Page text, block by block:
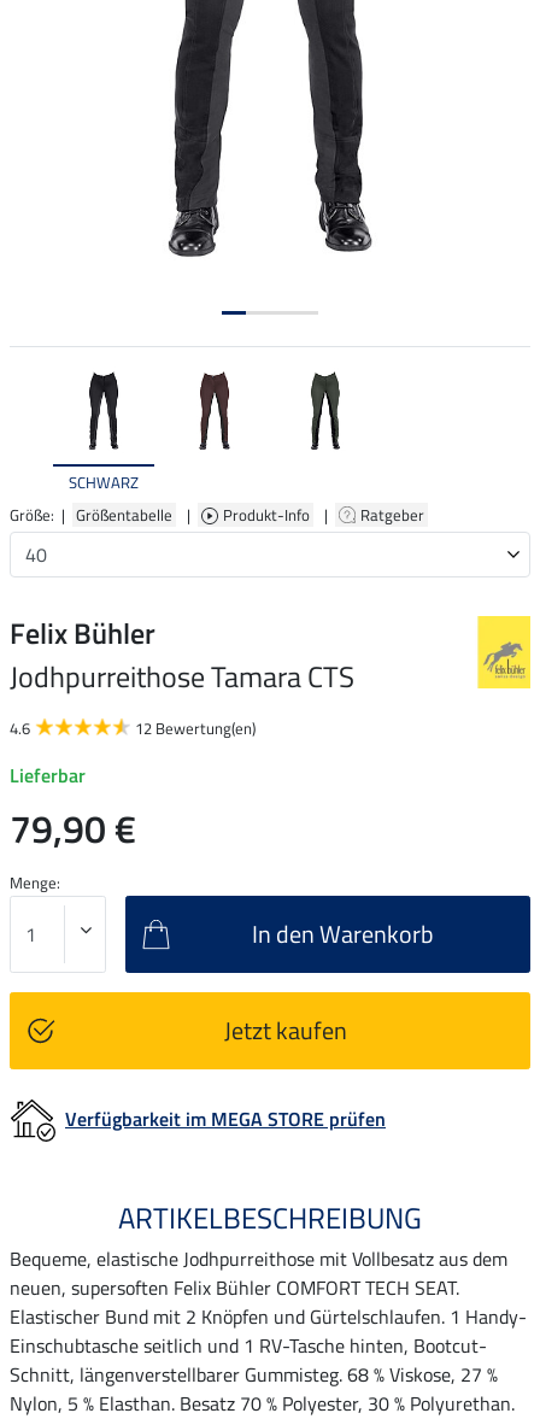
SCHWARZ
Größe: | Größentabelle | Produkt-Info | Ratgeber
Felix Bühler
Jodhpurreithose Tamara CTS
4.6 12 Bewertung(en)
Lieferbar
79,90 €
Menge:
In den Warenkorb
Jetzt kaufen
Verfügbarkeit im MEGA STORE prüfen
ARTIKELBESCHREIBUNG
Bequeme, elastische Jodhpurreithose mit Vollbesatz aus dem
neuen, supersoften Felix Bühler COMFORT TECH SEAT.
Elastischer Bund mit 2 Knöpfen und Gürtelschlaufen. 1 Handy-
Einschubtasche seitlich und 1 RV-Tasche hinten, Bootcut-
Schnitt, längenverstellbarer Gummisteg. 68 % Viskose, 27 %
Nylon, 5 % Elasthan. Besatz 70 % Polyester, 30 % Polyurethan.